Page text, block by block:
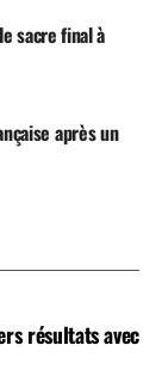
sacre final à
après un
résultats avec